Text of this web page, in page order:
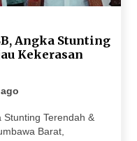
Angka Stunting
Kekerasan
Stunting Terendah &
Barat,